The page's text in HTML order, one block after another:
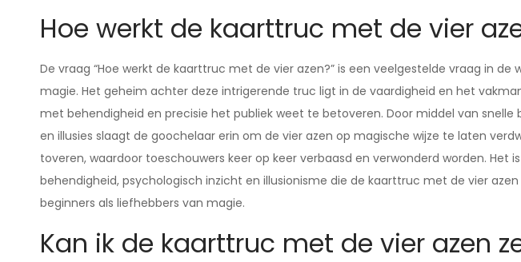
Hoe werkt de kaarttruc met de vier
De vraag “Hoe werkt de kaarttruc met de vier azen?” is een veelgestelde vraag in de
magie. Het geheim achter deze intrigerende truc ligt in de vaardigheid en het
met behendigheid en precisie het publiek weet te betoveren. Door middel van snelle
en illusies slaagt de goochelaar erin om de vier azen op magische wijze te laten
toveren, waardoor toeschouwers keer op keer verbaasd en verwonderd worden. Het
behendigheid, psychologisch inzicht en illusionisme die de kaarttruc met de vier
beginners als liefhebbers van magie.
Kan ik de kaarttruc met de vier azen